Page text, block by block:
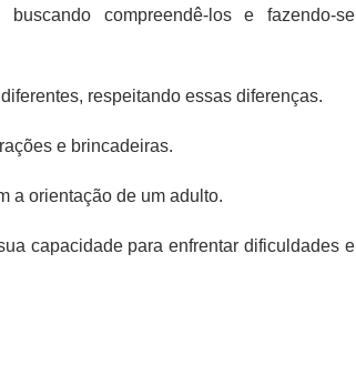
compreendê-los e fazendo-se
respeitando essas diferenças.
e brincadeiras.
a orientação de um adulto.
capacidade para enfrentar dificuldades e